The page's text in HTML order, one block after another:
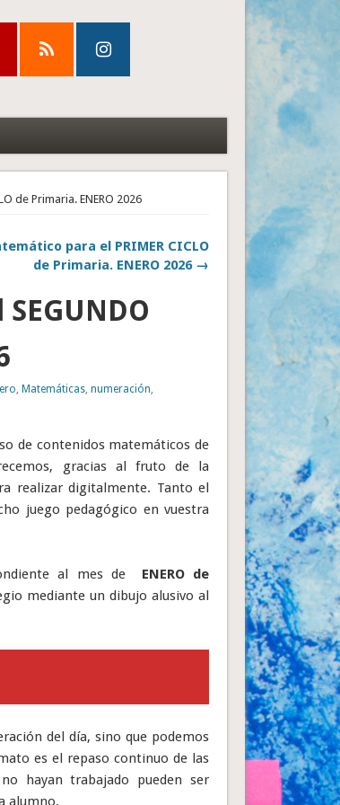
de Primaria. ENERO 2026
para el PRIMER CICLO
de Primaria. ENERO 2026 →
,Matemáticas,numeración,
de contenidos matemáticos de
gracias al fruto de la
realizar digitalmente. Tanto el
juego pedagógico en vuestra
al mes de ENERO de
mediante un dibujo alusivo al
del día, sino que podemos
es el repaso continuo de las
hayan trabajado pueden ser
alumno.